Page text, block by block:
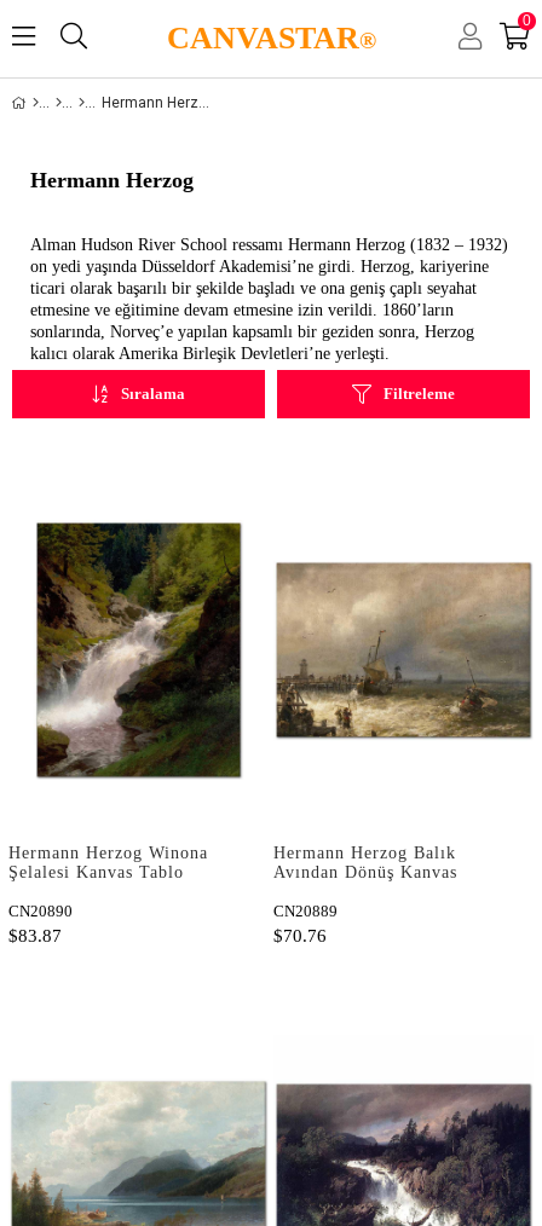
CANVASTAR®
0
Hermann Herzog
Hermann Herzog
Alman Hudson River School ressamı Hermann Herzog (1832 – 1932)
on yedi yaşında Düsseldorf Akademisi’ne girdi. Herzog, kariyerine
ticari olarak başarılı bir şekilde başladı ve ona geniş çaplı seyahat
etmesine ve eğitimine devam etmesine izin verildi. 1860’ların
sonlarında, Norveç’e yapılan kapsamlı bir geziden sonra, Herzog
kalıcı olarak Amerika Birleşik Devletleri’ne yerleşti.
Filtreleme
Sıralama
Hermann Herzog Winona
Şelalesi Kanvas Tablo
CN20890
$83.87
Hermann Herzog Balık
Avından Dönüş Kanvas
CN20889
$70.76